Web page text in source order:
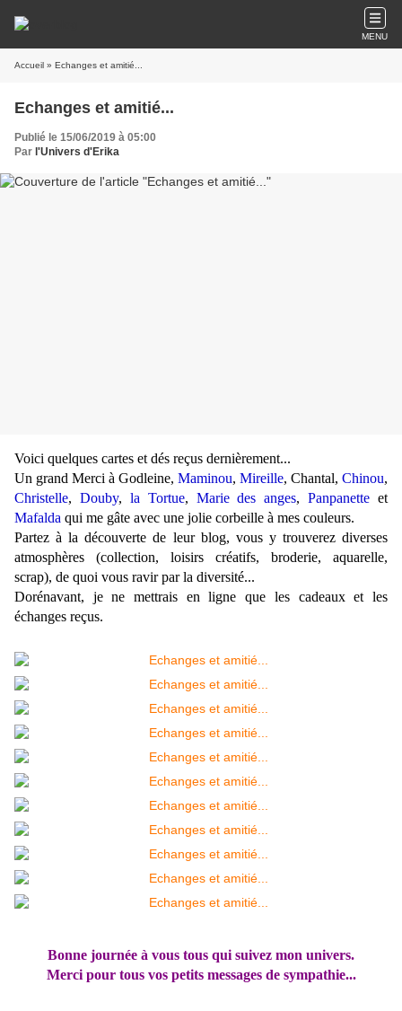
MENU
Accueil » Echanges et amitié...
Echanges et amitié...
Publié le 15/06/2019 à 05:00
Par l'Univers d'Erika
Voici quelques cartes et dés reçus dernièrement...
Un grand Merci à Godleine, Maminou, Mireille, Chantal, Chinou,
Christelle, Douby, la Tortue, Marie des anges,Panpanette et
Mafalda qui me gâte avec une jolie corbeille à mes couleurs.
Partez à la découverte de leur blog, vous y trouverez diverses
atmosphères (collection, loisirs créatifs, broderie, aquarelle,
scrap), de quoi vous ravir par la diversité...
Dorénavant, je ne mettrais en ligne que les cadeaux et les
échanges reçus.
Bonne journée à vous tous qui suivez mon univers.
Merci pour tous vos petits messages de sympathie...